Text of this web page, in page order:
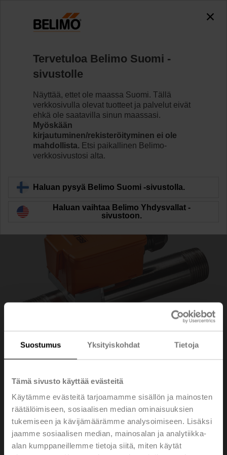
Suostumus Yksityiskohdat Tietoja
Tämä sivusto käyttää evästeitä
Käytämme evästeitä tarjoamamme sisällön ja mainosten
räätälöimiseen, sosiaalisen median ominaisuuksien
tukemiseen ja kävijämäärämme analysoimiseen. Lisäksi
jaamme sosiaalisen median, mainosalan ja analytiikka-
alan kumppaneillemme tietoja siitä, miten käytät
01HT-1L
Lue lisää
Takaisin tuotekategoriaan
01HT-1L
Pinta-anturi passiivinen, NTC10k (10k2)
Sisältyvät osat: kiinnityshihna
Tervetuloa Belimo Suomi -
sivustolle
Näyttää, ettet ole maassa Suomi. Tällä
verkkosivulla olevat tuotteet ja palvelut eivät
ehkä ole saatavilla sinun maassasi.
Myöskään
kirjautuminen/rekisteröityminen ei ole
mahdollista. Etsi paikallinen Belimo-
verkkosivustosi alta.
Haluan pysyä Belimo Suomi -sivustolla.
Haluan vaihtaa Belimo Yhdysvallat -
sivustoon.